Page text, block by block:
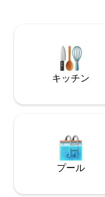
キッチン
プール